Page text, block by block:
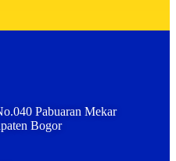
Pabuaran Mekar
Bogor